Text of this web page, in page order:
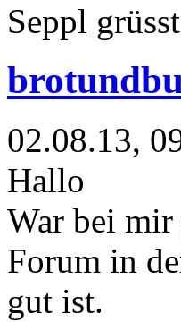
Seppl grüsst
02.08.13,
Hallo
War bei mir
Forum in
gut ist.